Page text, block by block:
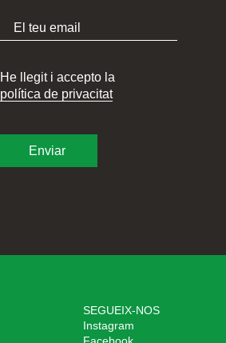
He llegit i accepto la
política de privacitat
SEGUEIX-NOS
Instagram
Facebook